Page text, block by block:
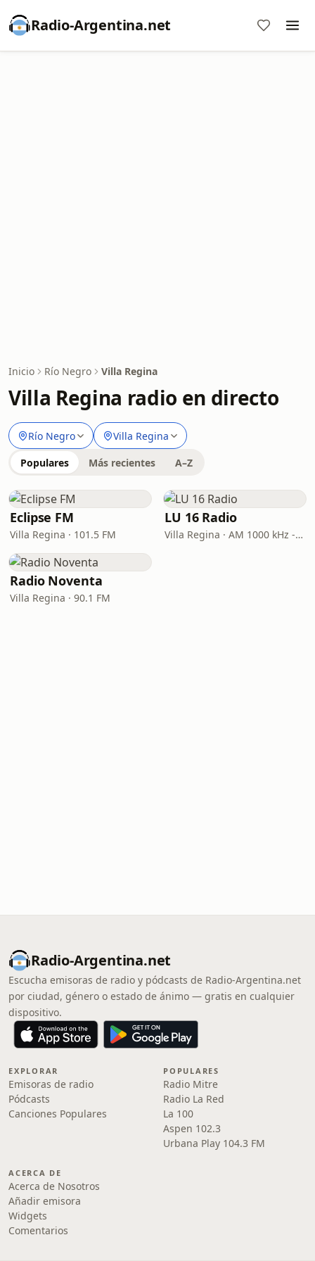
Radio-Argentina.net
Inicio Río Negro Villa Regina
Villa Regina radio en directo
Río Negro Villa Regina
Populares Más recientes A–Z
Eclipse FM
Villa Regina · 101.5 FM
LU 16 Radio
Villa Regina · AM 1000 kHz - FM 92.7 MHz
Radio Noventa
Villa Regina · 90.1 FM
Radio-Argentina.net
Escucha emisoras de radio y pódcasts de Radio-Argentina.net
por ciudad, género o estado de ánimo — gratis en cualquier
dispositivo.
EXPLORAR
Emisoras de radio
Pódcasts
Canciones Populares
POPULARES
Radio Mitre
Radio La Red
La 100
Aspen 102.3
Urbana Play 104.3 FM
ACERCA DE
Acerca de Nosotros
Añadir emisora
Widgets
Comentarios